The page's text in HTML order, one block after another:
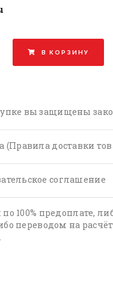
В КОРЗИНУ
вы защищены
(Правила доставки
соглашение
100% предоплате,
переводом на